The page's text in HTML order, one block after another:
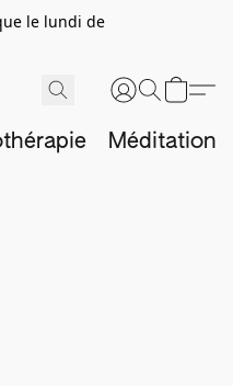
le lundi de
Méditation